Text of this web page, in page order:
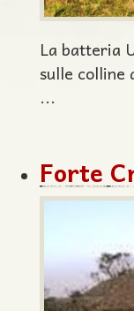
La batteria
sulle colline
...
Forte